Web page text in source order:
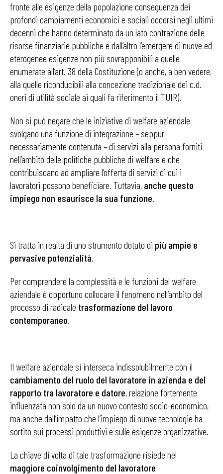
fronte alle esigenze della popolazione conseguenza dei
profondi cambiamenti economici e sociali occorsi negli ultimi
decenni che hanno determinato da un lato contrazione delle
risorse finanziarie pubbliche e dall’altro l’emergere di nuove ed
eterogenee esigenze non più sovrapponibili a quelle
enumerate all’art. 38 della Costituzione (o anche, a ben vedere,
alla quelle riconducibili alla concezione tradizionale dei c.d.
oneri di utilità sociale ai quali fa riferimento il TUIR).
Non si può negare che le iniziative di welfare aziendale
svolgano una funzione di integrazione – seppur
necessariamente contenuta – di servizi alla persona forniti
nell’ambito delle politiche pubbliche di welfare e che
contribuiscano ad ampliare l’offerta di servizi di cui i
lavoratori possono beneficiare. Tuttavia, anche questo
impiego non esaurisce la sua funzione.
Si tratta in realtà di uno strumento dotato di più ampie e
pervasive potenzialità.
Per comprendere la complessità e le funzioni del welfare
aziendale è opportuno collocare il fenomeno nell’ambito del
processo di radicale trasformazione del lavoro
contemporaneo.
Il welfare aziendale si interseca indissolubilmente con il
cambiamento del ruolo del lavoratore in azienda e del
rapporto tra lavoratore e datore, relazione fortemente
influenzata non solo da un nuovo contesto socio-economico,
ma anche dall’impatto che l’impiego di nuove tecnologie ha
sortito sui processi produttivi e sulle esigenze organizzative.
La chiave di volta di tale trasformazione risiede nel
maggiore coinvolgimento del lavoratore